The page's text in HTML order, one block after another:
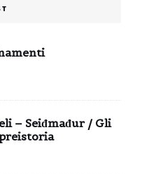
– Seiđmađur / Gli